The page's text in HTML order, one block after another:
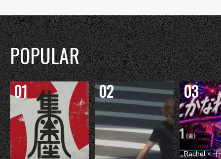
POPULAR
Rachel ×